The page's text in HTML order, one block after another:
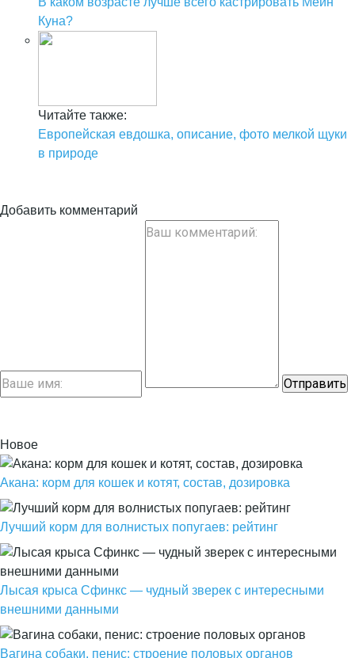
Куна?
Читайте также:
Европейская евдошка, описание, фото мелкой щуки
в природе
Добавить комментарий
Новое
Акана: корм для кошек и котят, состав, дозировка
Лучший корм для волнистых попугаев: рейтинг
Лысая крыса Сфинкс — чудный зверек с интересными
внешними данными
Вагина собаки, пенис: строение половых органов